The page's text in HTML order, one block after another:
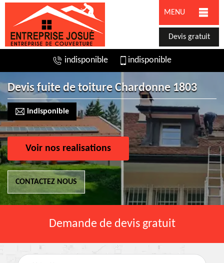
MENU
Devis gratuit
indisponible indisponible
Devis fuite de toiture Chardonne 1803
indisponible
Voir nos realisations
CONTACTEZ NOUS
Demande de devis gratuit